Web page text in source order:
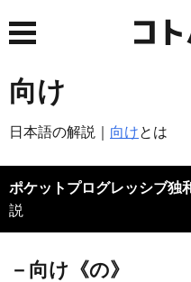
向け
日本語の解説｜ 向けとは
ポケットプログレッシブ独
説
－向け《の》